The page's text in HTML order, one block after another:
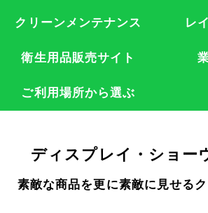
クリーンメンテナンス レ
衛生用品販売サイト
ご利用場所から選ぶ
ディスプレイ・ショー
素敵な商品を更に素敵に見せる